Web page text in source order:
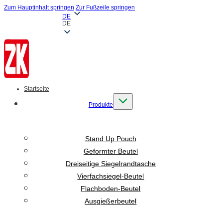
Zum Hauptinhalt springen Zur Fußzeile springen
DE
DE
Startseite
Produkte
Stand Up Pouch
Geformter Beutel
Dreiseitige Siegelrandtasche
Vierfachsiegel-Beutel
Flachboden-Beutel
Ausgießerbeutel